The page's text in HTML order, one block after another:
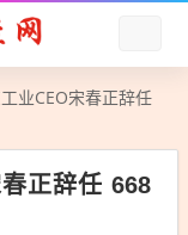
业CEO宋春正辞任
正辞任 668